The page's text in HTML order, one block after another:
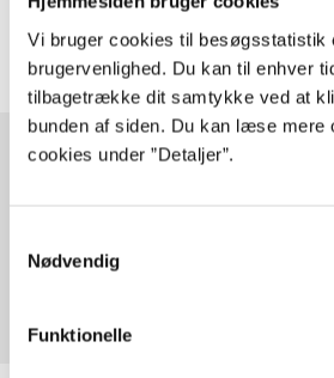
Vi bruger cookies til besøgsstatistik
brugervenlighed. Du kan til enhver
tilbagetrække dit samtykke ved at
bunden af siden. Du kan læse mere
cookies under ”Detaljer”.
Nødvendig
Funktionelle